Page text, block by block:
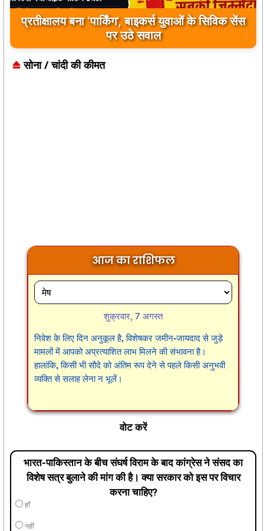
प्रतीक्षालय बना ‘पार्किंग’, बाइकर्स युवाओं के सिविक सेंस
पर उठे सवाल
सोना / चांदी की कीमत
आज का राशिफल
शुक्रवार, 7 अगस्त
निवेश के लिए दिन अनुकूल है, विशेषकर जमीन-जायदाद से जुड़े
मामलों में आपको अप्रत्याशित लाभ मिलने की संभावना है।
हालांकि, किसी भी सौदे को अंतिम रूप देने से पहले किसी अनुभवी
व्यक्ति से सलाह लेना न भूलें।
वोट करें
भारत-पाकिस्तान के बीच संघर्ष विराम के बाद कांग्रेस ने संसद का
विशेष सत्र बुलाने की मांग की है। क्या सरकार को इस पर विचार
करना चाहिए?
हाँ
नहीं